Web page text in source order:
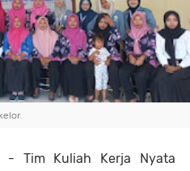
Tim Kuliah Kerja Nyata